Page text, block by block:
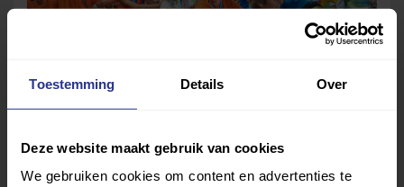
Toestemming Details Over
Deze website maakt gebruik van cookies
We gebruiken cookies om content en advertenties te
Heel TeamNL haalt medaille